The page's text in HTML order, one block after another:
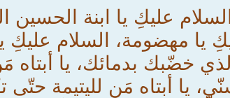
عليكِ يا ابنة
يا مهضومة، السلام
خضّبك بدمائك، يا
يا أبتاه مَن لليتيمة